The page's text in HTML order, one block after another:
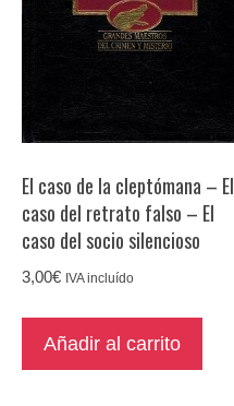
El caso de la cleptómana – El
caso del retrato falso – El
caso del socio silencioso
3,00€ IVA incluído
Añadir al carrito